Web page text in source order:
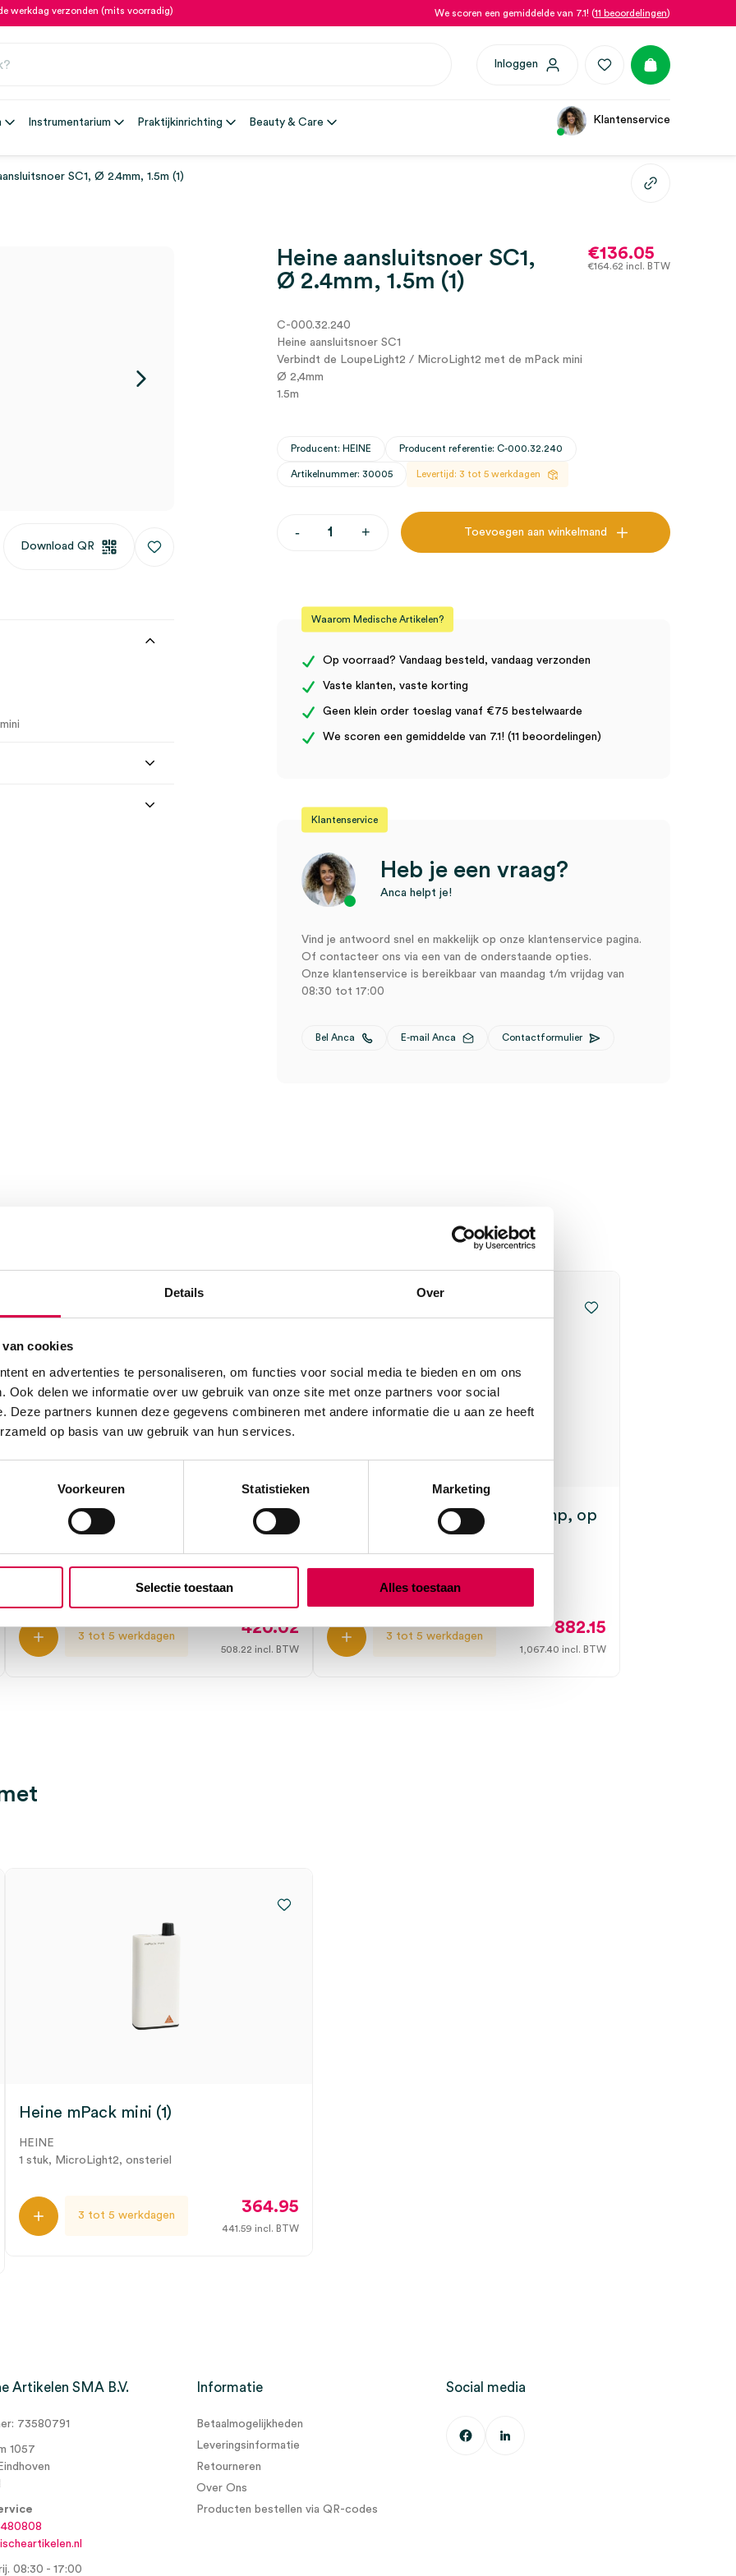
Details Over
cookies
en advertenties te personaliseren, om functies voor social media te bieden en om ons
Ook delen we informatie over uw gebruik van onze site met onze partners voor social
Deze partners kunnen deze gegevens combineren met andere informatie die u aan ze heeft
op basis van uw gebruik van hun services.
Voorkeuren Statistieken Marketing
Selectie toestaan Alles toestaan
werkdag verzonden (mits voorradig) We scoren een gemiddelde van 7.1! (11 beoordelingen)
Inloggen
Instrumentarium Praktijkinrichting Beauty & Care Klantenservice
SC1, Ø 2.4mm, 1.5m (1)
Download QR
Heine aansluitsnoer SC1,
Ø 2.4mm, 1.5m (1)
€136.05
€164.62 incl. BTW
C-000.32.240
Heine aansluitsnoer SC1
Verbindt de LoupeLight2 / MicroLight2 met de mPack mini
Ø 2,4mm
1.5m
Producent: HEINE Producent referentie: C-000.32.240
Artikelnummer: 30005 Levertijd: 3 tot 5 werkdagen
-
(1)
aantal
+ Toevoegen aan winkelmand
Waarom Medische Artikelen?
Op voorraad? Vandaag besteld, vandaag verzonden
Vaste klanten, vaste korting
Geen klein order toeslag vanaf €75 bestelwaarde
We scoren een gemiddelde van 7.1! (11 beoordelingen)
Klantenservice
Heb je een vraag?
Anca helpt je!
Vind je antwoord snel en makkelijk op onze klantenservice pagina.
Of contacteer ons via een van de onderstaande opties.
Onze klantenservice is bereikbaar van maandag t/m vrijdag van
08:30 tot 17:00
Bel Anca E-mail Anca Contactformulier
Heine mPack mini, E4-USB plug-in
transformator (1)
HEINE
1 set, MicroLight2, onsteriel
3 tot 5 werkdagen 420.02
508.22 incl. BTW
Heine EL3 LED onderzoekslamp, op
verrijdbaar statief (set)
1 stuk, EL3 LED, onsteriel
3 tot 5 werkdagen 882.15
1,067.40 incl. BTW
Heine mPack mini (1)
HEINE
1 stuk, MicroLight2, onsteriel
3 tot 5 werkdagen 364.95
441.59 incl. BTW
Artikelen SMA B.V.
73580791
1057
08:30 - 17:00
Informatie
Betaalmogelijkheden
Leveringsinformatie
Retourneren
Over Ons
Producten bestellen via QR-codes
Social media